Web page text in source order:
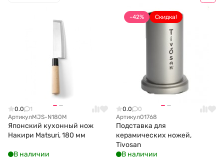
0.0
1
АртикулMJS-N180M
Японский кухонный нож
Накири Matsuri, 180 мм
В наличии
-42% Скидка!
0.0
0
Артикул01768
Подставка для
керамических ножей,
Tivosan
В наличии